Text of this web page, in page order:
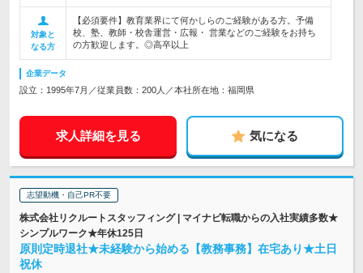
対象と
なる方
【必須要件】教育業界にて何かしらのご経験がある方。予備
校、塾、教師・校舎運営・広報・ 営業などのご経験をお持ち
の方歓迎します。◎高卒以上
企業データ
設立：1995年7月／従業員数：200人／本社所在地：福岡県
求人詳細を見る 気になる
志望動機・自己PR不要
株式会社リクルートスタッフィング | マイナビ転職からの入社実績多数★
シンプルワーク★年休125日
原則定時退社★未経験から始める【教務事務】在宅あり★土日
祝休